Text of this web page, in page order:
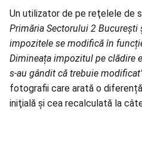
Un utilizator de pe reţelele de
Primăria Sectorului 2 București
impozitele se modifică în
Dimineața impozitul pe clădire
s-au gândit că trebuie
fotografii care arată o
iniţială şi cea recalculată la